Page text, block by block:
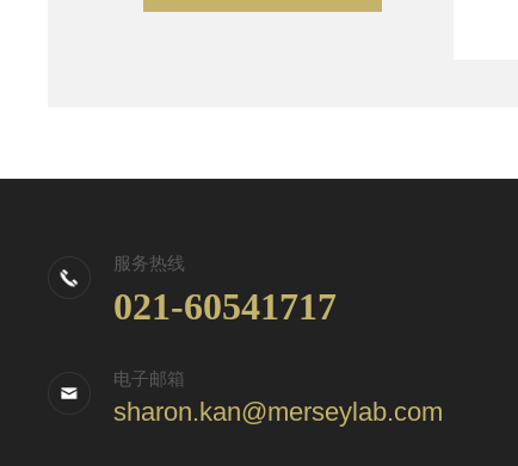
服务热线
021-60541717
电子邮箱
sharon.kan@merseylab.com